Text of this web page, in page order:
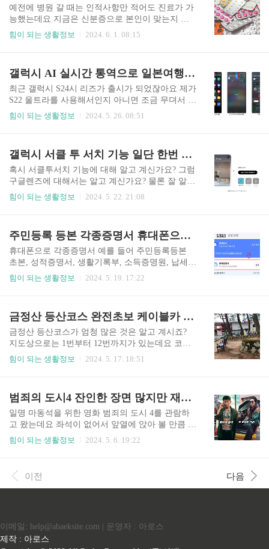
스 시장 위치 및 주차장..
드는 것이 아닐까 생각이 되네요 처음 가시는 분을
위해 실제동선과 체크포인트를 정리해 보았으니
도움이 되었으면 합니다 여행 갔다 오면 아무것도
생각이 안나는 여행은 이제 그만!! 1일 차 (김해공
1일 차 (김행공항 ~ 방콕) 가족과의 여행은 언제나
설레고..
예전에 병원 갈 때는 인적사항만 적어도 진료가 가
능했는데요 지금은 신분증으로 본인이 맞는지 확
인 후 진료를 한다고 하네요 이게 불법적으로 건강
인 내용을 모르고 신분증 없이 병원 방문하셨다면
비급여로 진료를 받으시고 2주이내로 신분증 지참
하셔서 재방문하여 환급을 받으시면 된다고 하는
데 제가 병원에 직접 확인해 본 결과 가능한 병원도
있고 안 되는 병원도 있다고 합니다 아직은 시행초
것도 참고하시길 바랍니다 ▶아직도 병원가실
때 신분증 들고가십니까? " data-og-des..
힘이 되는 생활정보 2024. 6. 1. 08:15
갤럭시 AI 실시간 통역으로 일본여행 가자!! <완전대박>
최근 갤럭시 S24시 리즈가 출시가 되었잖아요 제가
S22 울트라를 사용해서인지 아니면 조금 무뎌서 그
러지 하드웨어 쪽으로는 엄청 스펙터클한 면은 못
소개해 드리려고 합니다 특히 서클투 서치 기능 및
실시간 통역기능이 있는데 아주편리하고 간단하게
사용할 수 있으니 천천히 확인해 보시기 바랍니
다 ▶휴대폰에서 블로그 글자가 얇게 보일때 간단
하게 해결하는 방법 " data-og-description="제휴대
해 보이고 어떤 블로그는 얇은 글씨체로 가독성이
떨어져 보일 때가..
힘이 되는 생활정보 2024. 5. 26. 08:51
갤럭시 서클 투 서치 기능 일단 한번 사용해 보세요!! <50대추천>
혹시 서클투서치 기능에 대해 알고 계신가요? 그럼
구글렌즈에 대해서는 알고 계신가요? 물론 잘 알고
계신 분도 계시고 실제 유용하게 사용하시는 분도
'노랗고 길쭉한 잎을 가진 꽃 이름 ' 이렇게 검색하
시나요? 서클투서치 기능을 이요하면 이런 문구도
필요가 없습니다 카메라 기능을 켜시고 꽃을 보고
홈키를 2초 누르면 바로 사진검색이 되어 정보가
나오게 됩니다. 그리고 인터넷 검색 하다 등산복이
이 되니 얼마나 편리한 줄 모릅니다. 사용방법도 아
주 간단하니 활용해 보시길 ..
힘이 되는 생활정보 2024. 5. 22. 21:08
주민등록 등본 각종증명서 휴대폰으로 3분내 발급받기 <카톡>
휴대폰으로 각종증명서 예를 들어 주민등록등본
초본, 성적증명서, 생활기록부, 소득증명원, 납세증
명서 등 일상생활에서 필요한 서류를 주민센터 또
되는데 저는 혹시나 하고 생활기록부를 신청했는
데 나이가 있어서 그런지 발급이 안 되었는데 다른
증명서는 아주 간단하게 발급이 잘되니 유용하게
사용하셨으면 합니다. 카톡으로 필요한 증명서72
종 3분 내로 발급완료~ 아직도 관공서 찾아다니시
요~ ▶휴대폰에서 블로그 글자가 얇게 보일때 간
단하게 해결하는 방법 " data-og-..
힘이 되는 생활정보 2024. 5. 19. 17:22
금정산 등산코스 완전초보 케이블카 이용하는 방법 <금강공원 ~ 케이블카>
금정산 등산코스가 엄청 많은 것은 알고 계시죠?
지도상으로는 1번부터 12번까지가 있는데요 코스
를 섞어서 다니면 엄청나게 많은 길이 있습니다. 그
길 바랍니다. 올라가실 때 또는 내려오실 때 편안
하게 케이블카를 이용~ 금강공원에서 케이블카를
이용할수가 있어요~올라갈 때 케이블카를 이용하
고 등산할 수가 있어요~아니면 올라갈때 등산하고
내려올 때 케이블카를 이용해도 돼요~ ▶휴대폰
는 방법 " data-og-description="제휴대폰에서 가끔
씩 블로그를 검색해서 내용을 찾아볼 때가 있는데
힘이 되는 생활정보 2024. 5. 17. 18:51
범죄의 도시4 잔인한 장면 많지만 재미있어요!! <영화정보>
일명 마동석을 위한 영화 범죄의 도시 4를 관람하
고 왔는데요 좌석이 없어서 앞열에 앉아 볼 만큼 인
기가 많습니다. 저는 1편부터 모두 봤었는데요 마
리브로 웃음도 선사하고 있습니다. 악역으로 나오
는 '백창기'(이무열)의 칼잡이 액션도 볼만한데 칼
편 ■ 범죄의 도시4 영화정보 범죄의 도시4 개봉이
되었는데요 곧 1000만 관객돌파가 될 수 있을 것 같
힘이 되는 생활정보 2024. 5. 6. 19:22
이전 다음
이메일: help@abaeksite.com | 운영자 : 아로스
제작 : 아로스